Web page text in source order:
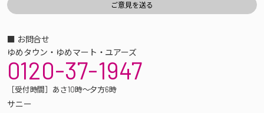
■ お問合せ
ゆめタウン・ゆめマート・ユアーズ
0120-37-1947
［受付時間］あさ10時～夕方6時
サニー